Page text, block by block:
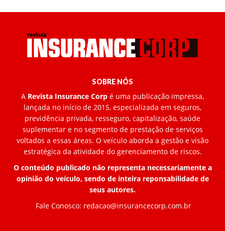
SOBRE NÓS
A Revista Insurance Corp é uma publicação impressa,
lançada no início de 2015, especializada em seguros,
previdência privada, resseguro, capitalização, saúde
suplementar e no segmento de prestação de serviços
voltados a essas áreas. O veículo aborda a gestão e visão
estratégica da atividade do gerenciamento de riscos.
O conteúdo publicado não representa necessariamente a
opinião do veículo, sendo de inteira reponsabilidade de
seus autores.
Fale Conosco: redacao@insurancecorp.com.br